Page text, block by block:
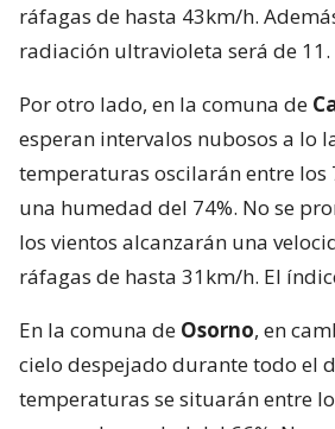
ráfagas de hasta 43km/h.
radiación ultravioleta será de 11.
Por otro lado, en la comuna de
esperan intervalos nubosos a lo
temperaturas oscilarán entre los
una humedad del 74%. No se
los vientos alcanzarán una
ráfagas de hasta 31km/h. El
En la comuna de Osorno, en
cielo despejado durante todo el
temperaturas se situarán entre